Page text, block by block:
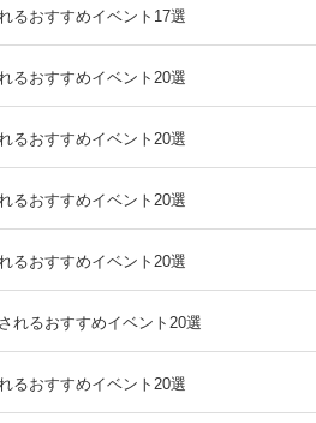
るおすすめイベント17選
るおすすめイベント20選
るおすすめイベント20選
るおすすめイベント20選
るおすすめイベント20選
れるおすすめイベント20選
るおすすめイベント20選